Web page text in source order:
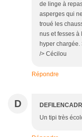
de linge à
asperges qui
troué les
nus et fesses à
hyper
/> Cécilou
Répondre
D
Un tipi très